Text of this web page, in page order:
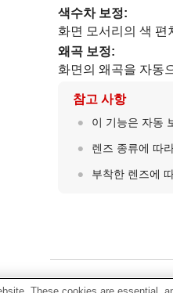
색수차 보정:
화면 모서리의 색 편
왜곡 보정:
화면의 왜곡을 자동
참고 사항
이 기능은 자동
렌즈 종류에 따
부착한 렌즈에